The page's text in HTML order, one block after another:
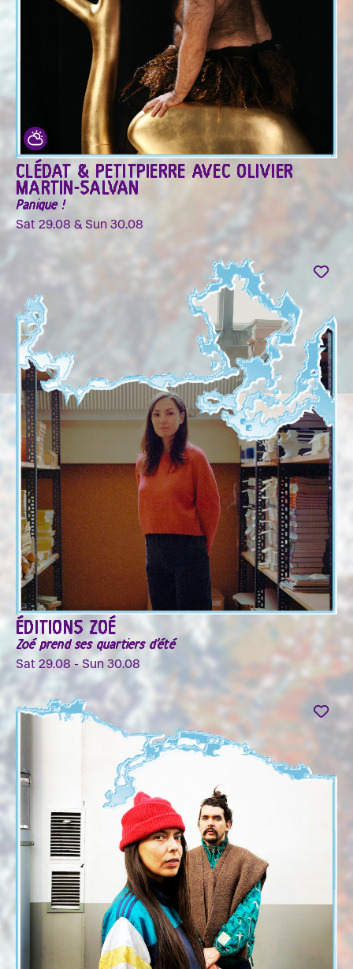
CLÉDAT & PETITPIERRE AVEC OLIVIER
MARTIN-SALVAN
Panique !
Sat 29.08 & Sun 30.08
ÉDITIONS ZOÉ
Zoé prend ses quartiers d'été
Sat 29.08 - Sun 30.08